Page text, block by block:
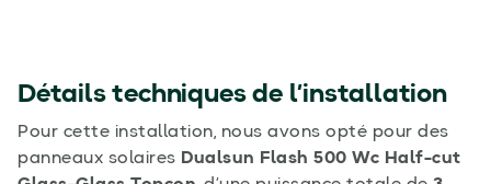
Détails techniques de l’installation
Pour cette installation, nous avons opté pour des
panneaux solaires Dualsun Flash 500 Wc Half-cut